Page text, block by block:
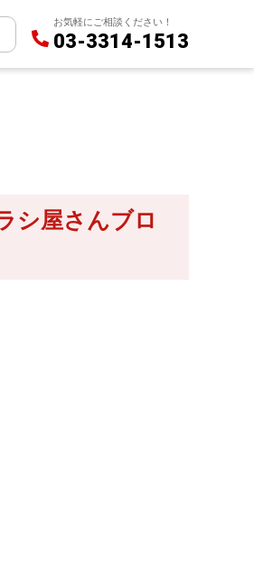
お気軽にご相談ください！
03-3314-1513
シ屋さんブロ